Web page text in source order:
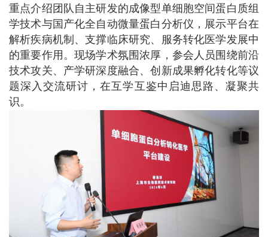
重点介绍团队自主研发的成像型单细胞空间蛋白质组
学技术与国产化全自动微量蛋白分析仪，展示平台在
解析疾病机制、支撑临床研究、服务转化医学发展中
的重要作用。现场学术氛围浓厚，参会人员围绕前沿
技术攻关、产学研深度融合、创新成果孵化转化等议
题深入交流研讨，在互学互鉴中启迪思路、凝聚共
识。